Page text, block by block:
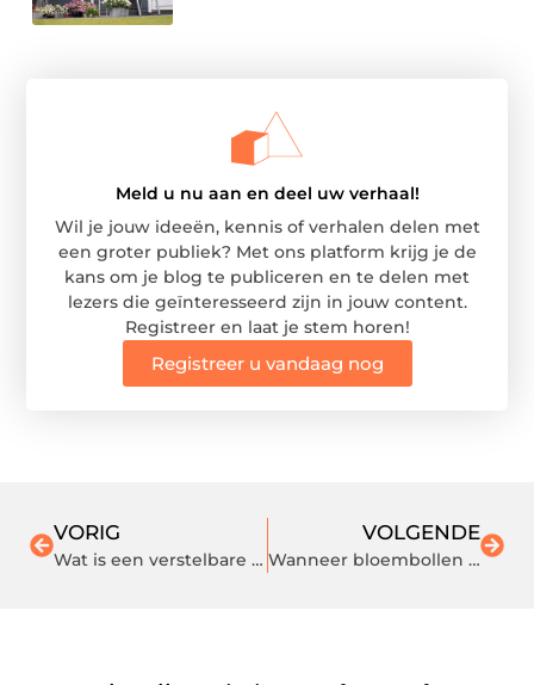
Meld u nu aan en deel uw verhaal!
Wil je jouw ideeën, kennis of verhalen delen met
een groter publiek? Met ons platform krijg je de
kans om je blog te publiceren en te delen met
lezers die geïnteresseerd zijn in jouw content.
Registreer en laat je stem horen!
Registreer u vandaag nog
VORIG
Wat is een verstelbare boxspring:
VOLGENDE
Wanneer bloembollen planten? Wat is het juiste moment?